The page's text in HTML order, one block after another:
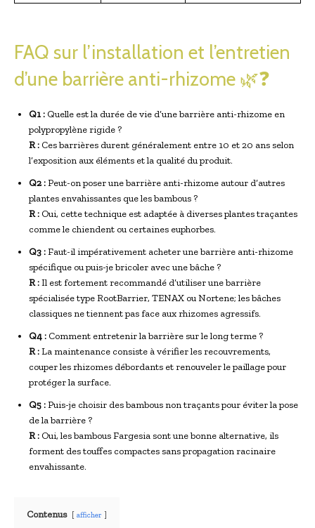
FAQ sur l’installation et l’entretien
d’une barrière anti-rhizome 🌿❓
Q1 : Quelle est la durée de vie d’une barrière anti-rhizome en
polypropylène rigide ?
R : Ces barrières durent généralement entre 10 et 20 ans selon
l’exposition aux éléments et la qualité du produit.
Q2 :Peut-on poser une barrière anti-rhizome autour d’autres
plantes envahissantes que les bambous ?
R : Oui, cette technique est adaptée à diverses plantes traçantes
comme le chiendent ou certaines euphorbes.
Q3 :Faut-il impérativement acheter une barrière anti-rhizome
spécifique ou puis-je bricoler avec une bâche ?
R :Il est fortement recommandé d’utiliser une barrière
spécialisée type RootBarrier, TENAX ou Nortene; les bâches
classiques ne tiennent pas face aux rhizomes agressifs.
Q4 : Comment entretenir la barrière sur le long terme ?
R :La maintenance consiste à vérifier les recouvrements,
couper les rhizomes débordants et renouveler le paillage pour
protéger la surface.
Q5 :Puis-je choisir des bambous non traçants pour éviter la pose
de la barrière ?
R : Oui, les bambous Fargesia sont une bonne alternative, ils
forment des touffes compactes sans propagation racinaire
envahissante.
Contenus afficher